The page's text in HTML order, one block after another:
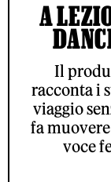
A
Il
racconta i
viaggio
fa
voce